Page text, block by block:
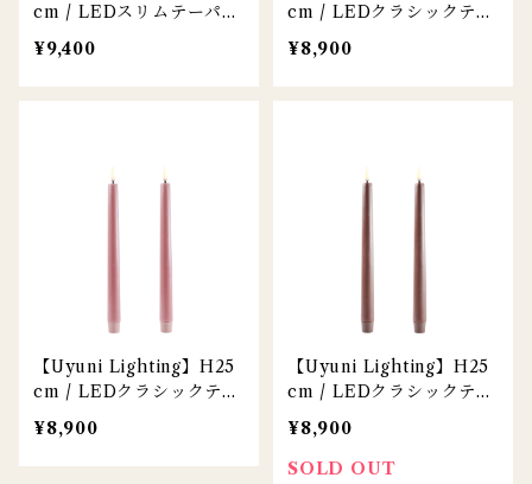
cm / LEDスリムテーパー
キャンドル / ヘイジーブ
ルー / 2本セット
¥9,400
cm / LEDクラシックテー
パーキャンドル / ノルデ
ィックホワイト / 2本セッ
¥8,900
【Uyuni Lighting】H25
cm / LEDクラシックテー
パーキャンドル / ダステ
ィローズ / 2本セット
¥8,900
【Uyuni Lighting】H25
cm / LEDクラシックテー
パーキャンドル / ブラウ
ン / 2本セット
¥8,900
SOLD OUT